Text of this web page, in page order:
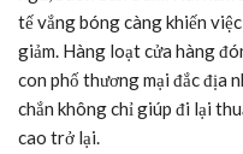
tế vắng bóng càng khiến
giảm. Hàng loạt cửa hàng
con phố thương mại đắc địa
chắn không chỉ giúp đi lại
cao trở lại.